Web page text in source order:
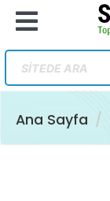
Ana Sayfa